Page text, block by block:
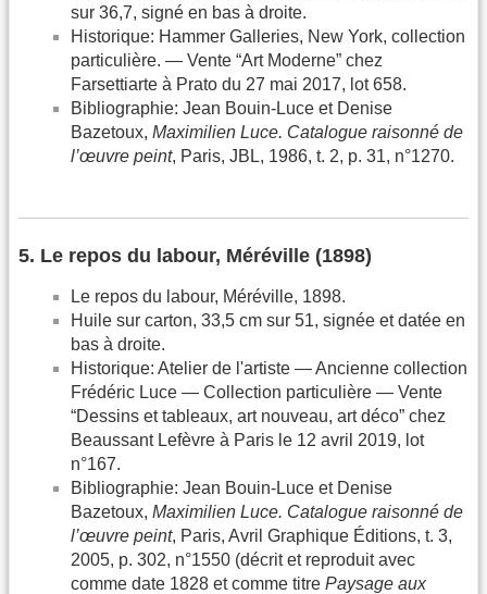
sur 36,7, signé en bas à droite.
Historique: Hammer Galleries, New York, collection
particulière. — Vente “Art Moderne” chez
Farsettiarte à Prato du 27 mai 2017, lot 658.
Bibliographie: Jean Bouin-Luce et Denise
Bazetoux, Maximilien Luce. Catalogue raisonné de
l’œuvre peint, Paris, JBL, 1986, t. 2, p. 31, n°1270.
5. Le repos du labour, Méréville (1898)
Le repos du labour, Méréville, 1898.
Huile sur carton, 33,5 cm sur 51, signée et datée en
bas à droite.
Historique: Atelier de l'artiste — Ancienne collection
Frédéric Luce — Collection particulière — Vente
“Dessins et tableaux, art nouveau, art déco” chez
Beaussant Lefèvre à Paris le 12 avril 2019, lot
n°167.
Bibliographie: Jean Bouin-Luce et Denise
Bazetoux, Maximilien Luce. Catalogue raisonné de
l’œuvre peint, Paris, Avril Graphique Éditions, t. 3,
2005, p. 302, n°1550 (décrit et reproduit avec
comme date 1828 et comme titre Paysage aux